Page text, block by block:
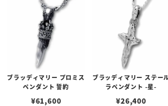
ブラッディマリー プロミス
ペンダント 誓約
¥61,600
ブラッディマリー ステー
ラペンダント -星-
¥26,400